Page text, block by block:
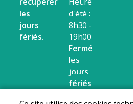
les
jours
fériés.
d'été :
8h30 -
19h00
Fermé
les
jours
fériés